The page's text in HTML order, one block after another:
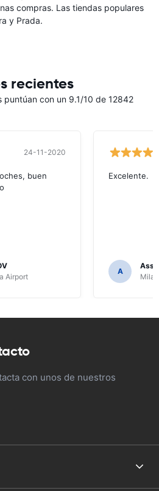
compras. Las tiendas populares
y Prada.
recientes
puntúan con un 9.1/10 de 12842
24-11-2020
buen
Airport
Excelente.
A
con unos de nuestros